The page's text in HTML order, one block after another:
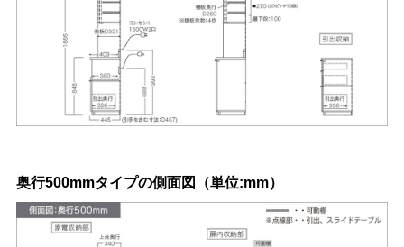
奥行500mmタイプの側面図（単位:mm）